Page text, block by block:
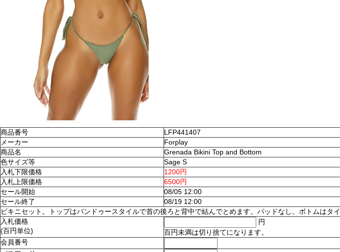
商品番号
LFP441407
メーカー
Forplay
商品名
Grenada Bikini Top and Bottom
色サイズ等
Sage S
入札下限価格
1200円
入札上限価格
6500円
セール開始
08/05 12:00
セール終了
08/19 12:00
ビキニセット。トップはバンドゥースタイルで首の後ろと背中で結んでとめます。パッドなし。ボトムはタ
入札価格
(百円単位)
円
百円未満は切り捨てになります。
会員番号